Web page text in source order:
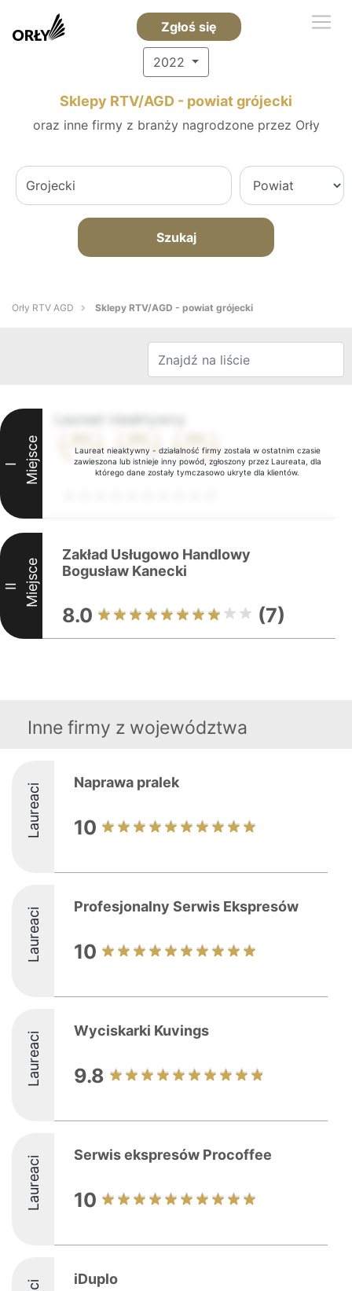
Zgłoś się
2022
Sklepy RTV/AGD - powiat grójecki
oraz inne firmy z branży nagrodzone przez Orły
Szukaj
Orły RTV AGD Sklepy RTV/AGD - powiat grójecki
Laureat nieaktywny - działalność firmy została w ostatnim czasie
zawieszona lub istnieje inny powód, zgłoszony przez Laureata, dla
którego dane zostały tymczasowo ukryte dla klientów.
I Miejsce
II Miejsce
Zakład Usługowo Handlowy
Bogusław Kanecki
8.0 (7)
Inne firmy z województwa
Laureaci Naprawa pralek
10
Laureaci Profesjonalny Serwis Ekspresów
10
Laureaci Wyciskarki Kuvings
9.8
Laureaci Serwis ekspresów Procoffee
10
iDuplo